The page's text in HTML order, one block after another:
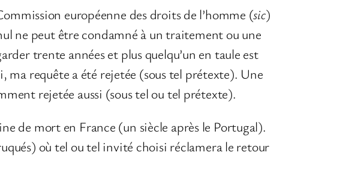
européenne des droits de l’homme (sic)
ne peut être condamné à un traitement ou une
trente années et plus quelqu’un en taule est
requête a été rejetée (sous tel prétexte). Une
rejetée aussi (sous tel ou tel prétexte).
de mort en France (un siècle après le Portugal).
où tel ou tel invité choisi réclamera le retour